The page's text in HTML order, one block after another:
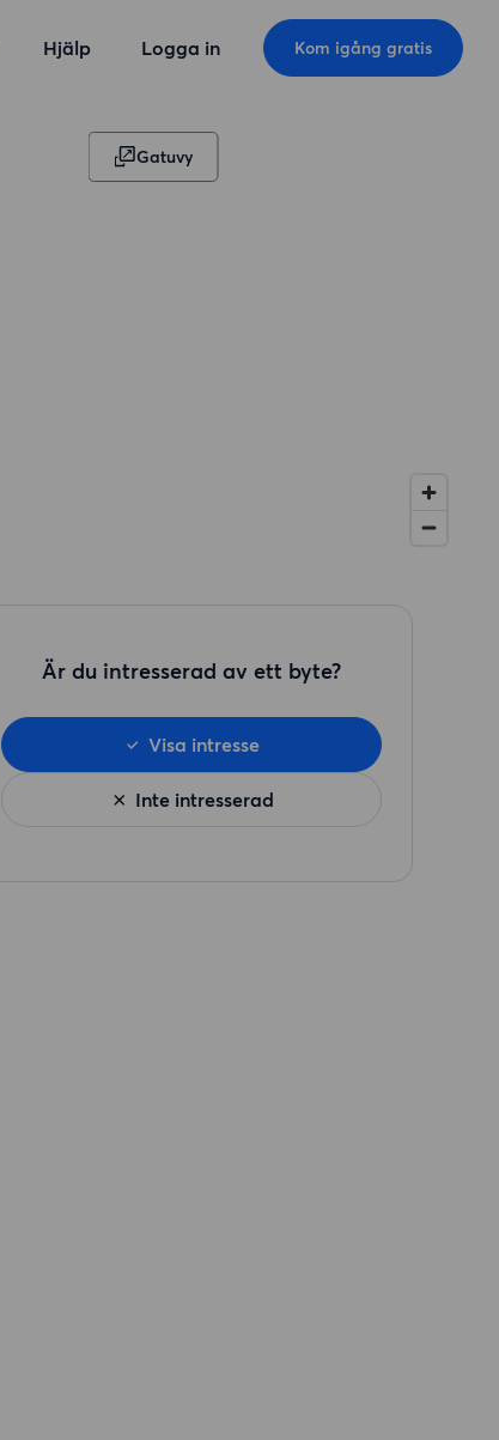
Hjälp Logga in Kom igång gratis
Gatuvy
Är du intresserad av ett byte?
Inte intresserad
Visa intresse